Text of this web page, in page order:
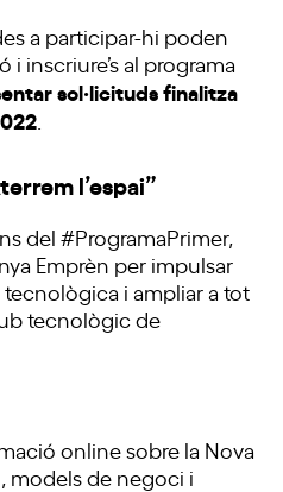
a participar-hi poden
i inscriure’s al programa
sol·licituds finalitza
l’espai”
del #ProgramaPrimer,
Emprèn per impulsar
tecnològica i ampliar a tot
tecnològic de
online sobre la Nova
models de negoci i